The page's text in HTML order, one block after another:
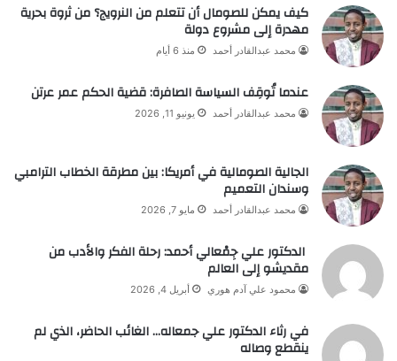
كيف يمكن للصومال أن تتعلم من النرويج؟ من ثروة بحرية
مهدرة إلى مشروع دولة
محمد عبدالقادر أحمد منذ 6 أيام
عندما تُوقِف السياسة الصافرة: قضية الحكم عمر عرتن
محمد عبدالقادر أحمد يونيو 11, 2026
الجالية الصومالية في أمريكا: بين مطرقة الخطاب الترامبي
وسندان التعميم
محمد عبدالقادر أحمد مايو 7, 2026
الدكتور علي جِمْعالي أحمد: رحلة الفكر والأدب من
مقديشو إلى العالم
محمود علي آدم هوري أبريل 4, 2026
في رثاء الدكتور علي جمعاله… الغائب الحاضر، الذي لم
ينقطع وصاله